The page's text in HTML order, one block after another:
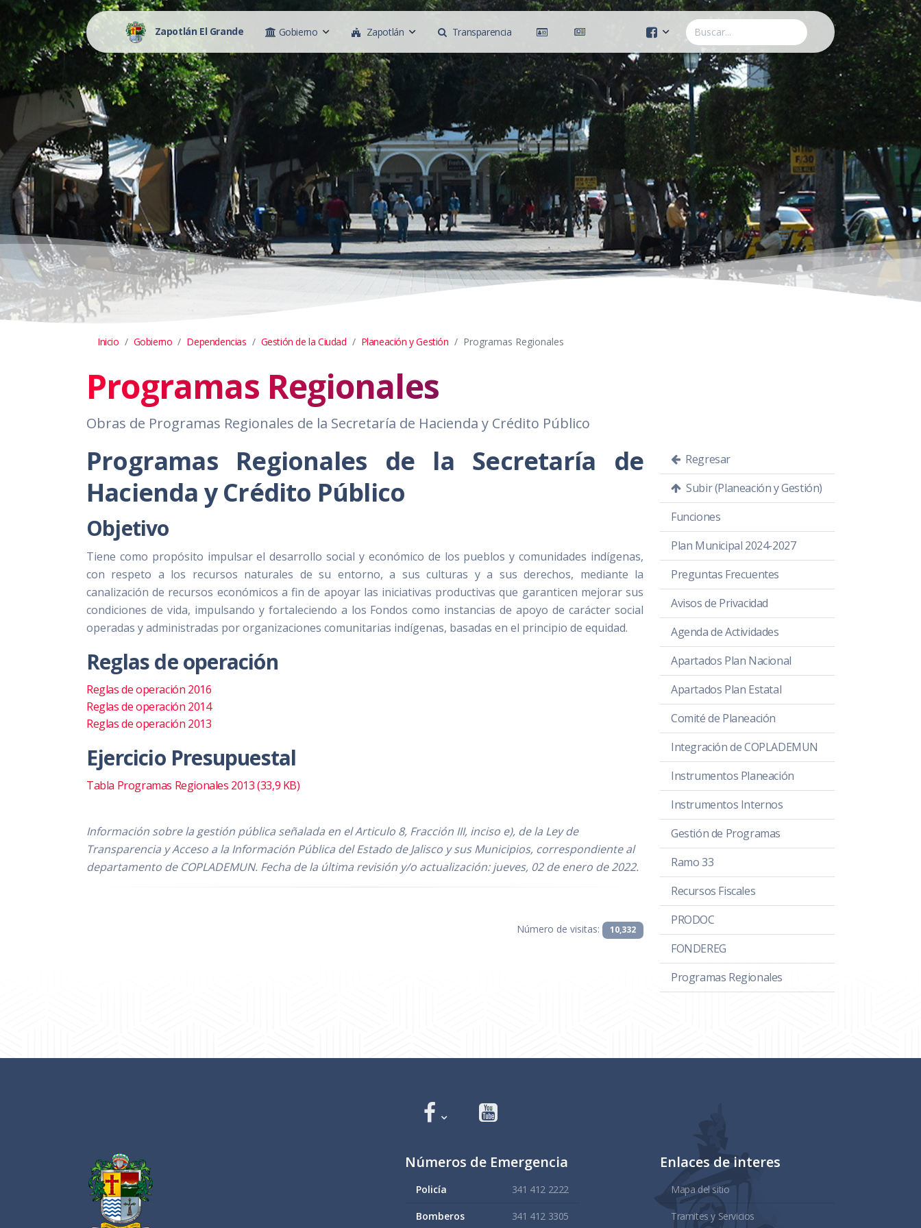
Zapotlán El Grande Gobierno Zapotlán Transparencia
Cuenta Oficial
Construcción de Comunidad
Servicios Públicos
Instituto de la Mujer
Tránsito y Vialidad
Gestión de la Ciudad
Youtube
Inicio Gobierno Dependencias Gestión de la Ciudad Planeación y Gestión Programas Regionales
Programas Regionales
Obras de Programas Regionales de la Secretaría de Hacienda y Crédito Público
Programas Regionales de la Secretaría de
Hacienda y Crédito Público
Objetivo
Tiene como propósito impulsar el desarrollo social y económico de los pueblos y comunidades indígenas,
con respeto a los recursos naturales de su entorno, a sus culturas y a sus derechos, mediante la
canalización de recursos económicos a fin de apoyar las iniciativas productivas que garanticen mejorar sus
condiciones de vida, impulsando y fortaleciendo a los Fondos como instancias de apoyo de carácter social
operadas y administradas por organizaciones comunitarias indígenas, basadas en el principio de equidad.
Reglas de operación
Reglas de operación 2016
Reglas de operación 2014
Reglas de operación 2013
Ejercicio Presupuestal
Tabla Programas Regionales 2013 (33,9 KB)
Información sobre la gestión pública señalada en el Articulo 8, Fracción III, inciso e), de la Ley de
Transparencia y Acceso a la Información Pública del Estado de Jalisco y sus Municipios, correspondiente al
departamento de COPLADEMUN. Fecha de la última revisión y/o actualización: jueves, 02 de enero de 2022.
Número de visitas: 10,332
Regresar
Subir (Planeación y Gestión)
Funciones
Plan Municipal 2024-2027
Preguntas Frecuentes
Avisos de Privacidad
Agenda de Actividades
Apartados Plan Nacional
Apartados Plan Estatal
Comité de Planeación
Integración de COPLADEMUN
Instrumentos Planeación
Instrumentos Internos
Gestión de Programas
Ramo 33
Recursos Fiscales
PRODOC
FONDEREG
Programas Regionales
Números de Emergencia
Policía 341 412 2222
Bomberos 341 412 3305
Enlaces de interes
Mapa del sitio
Tramites y Servicios